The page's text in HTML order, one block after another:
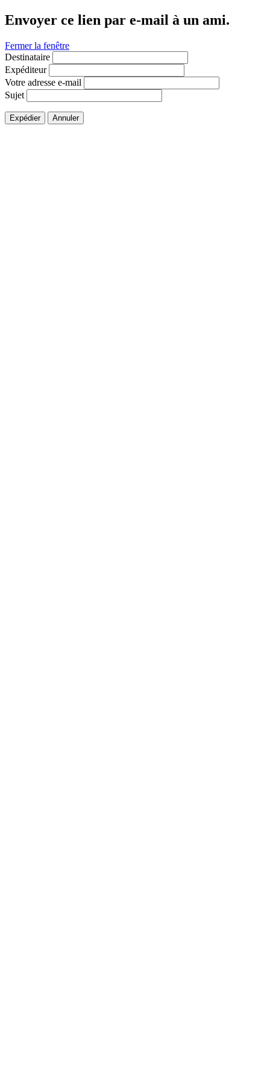
Envoyer ce lien par e-mail à un ami.
Fermer la fenêtre
Destinataire
Expéditeur
Votre adresse e-mail
Sujet
Expédier Annuler